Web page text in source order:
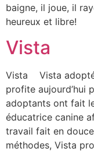
baigne, il joue, il
heureux et libre!
Vista
Vista Vista
profite aujourd’hui
adoptants ont fait
éducatrice canine
travail fait en
méthodes, Vista